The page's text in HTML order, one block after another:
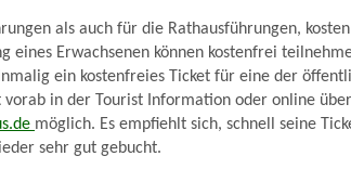
als auch für die Rathausführungen,
eines Erwachsenen können kostenfrei
ein kostenfreies Ticket für eine der
vorab in der Tourist Information oder online
möglich. Es empfiehlt sich, schnell seine
sehr gut gebucht.